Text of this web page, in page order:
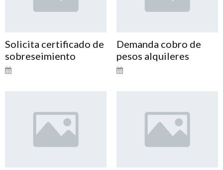
Solicita certificado de
sobreseimiento
Demanda cobro de
pesos alquileres